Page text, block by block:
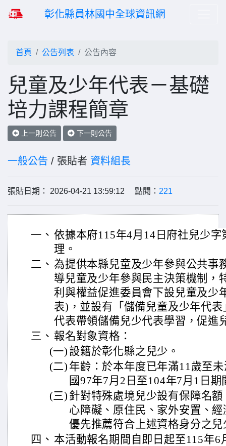
彰化縣員林國中全球資訊網
首頁 公告列表 公告內容
兒童及少年代表－基礎
培力課程簡章
上一則公告 下一則公告
一般公告 / 張貼者 資料組長
張貼日期： 2026-04-21 13:59:12 點閱： 221
一、 依據本府115年4月14日府社兒少字
理。
二、 為提供本縣兒童及少年參與公共事
導兒童及少年參與民主決策機制，
利與權益促進委員會下設兒童及少
表)，並設有「儲備兒童及少年代
代表帶領儲備兒少代表學習，促進
三、 報名對象資格：
(一) 設籍於彰化縣之兒少。
(二) 年齡：於本年度已年滿11歲至
國97年7月2日至104年7月1日
(三) 針對特殊處境兒少設有保障名
心障礙、原住民、家外安置、
優先推薦符合上述資格身分之
四、 本活動報名期間自即日起至115年6